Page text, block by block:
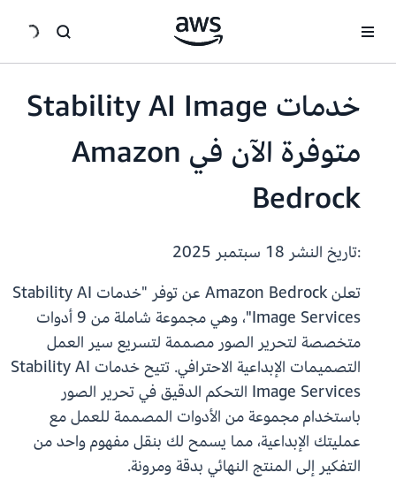
خدمات Stability AI Image
متوفرة الآن في Amazon
Bedrock
:تاريخ النشر
تعلن Amazon Bedrock عن توفر "خدمات Stability AI
Image Services"، وهي مجموعة شاملة من 9 أدوات
متخصصة لتحرير الصور مصممة لتسريع سير العمل
التصميمات الإبداعية الاحترافي. تتيح خدمات Stability AI
Image Services التحكم الدقيق في تحرير الصور
باستخدام مجموعة من الأدوات المصممة للعمل مع
عمليتك الإبداعية، مما يسمح لك بنقل مفهوم واحد من
التفكير إلى المنتج النهائي بدقة ومرونة.